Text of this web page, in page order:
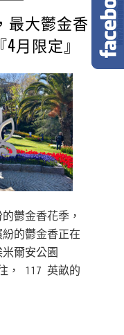
最大鬱金香
月限定』
鬱金香花季，
的鬱金香正在
爾安公園
， 117 英畝的